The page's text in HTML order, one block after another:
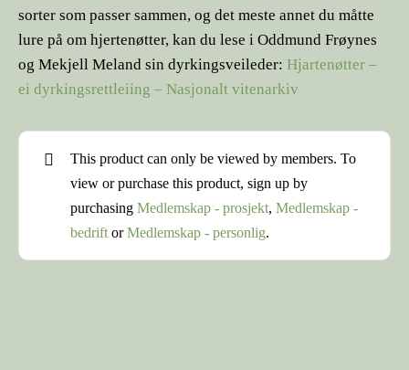
sorter som passer sammen, og det meste annet du måtte
lure på om hjertenøtter, kan du lese i Oddmund Frøynes
og Mekjell Meland sin dyrkingsveileder: Hjartenøtter –
ei dyrkingsrettleiing – Nasjonalt vitenarkiv
This product can only be viewed by members. To
view or purchase this product, sign up by
purchasing Medlemskap - prosjekt, Medlemskap -
bedrift orMedlemskap - personlig.